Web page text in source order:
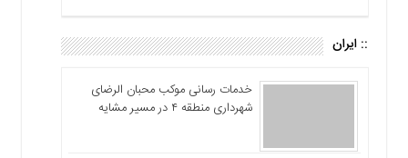
:: ایران
خدمات رسانی موکب محبان الرضای
شهرداری منطقه ۴ در مسیر مشایه